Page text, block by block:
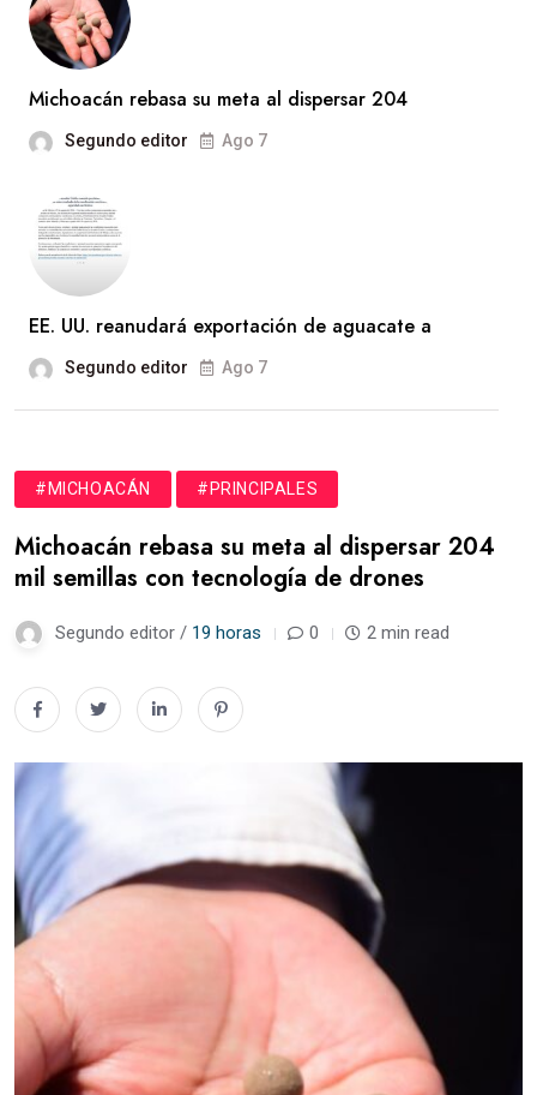
Michoacán rebasa su meta al dispersar 204
Segundo editor Ago 7
EE. UU. reanudará exportación de aguacate a
Segundo editor Ago 7
#MICHOACÁN #PRINCIPALES
Michoacán rebasa su meta al dispersar 204
mil semillas con tecnología de drones
Segundo editor / 19 horas 0 2 min read